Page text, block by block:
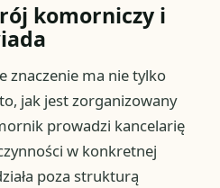
komorniczy i
znaczenie ma nie tylko
jak jest zorganizowany
prowadzi kancelarię
w konkretnej
poza strukturą